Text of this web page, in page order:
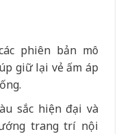
phiên bản mô
giữ lại vẻ ấm áp
sắc hiện đại và
trang trí nội